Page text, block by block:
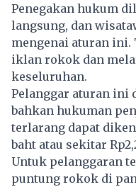
Penegakan hukum
langsung, dan
mengenai aturan ini.
iklan rokok dan
keseluruhan.
Pelanggar aturan ini
bahkan hukuman
terlarang dapat
baht atau sekitar
Untuk pelanggaran
puntung rokok di